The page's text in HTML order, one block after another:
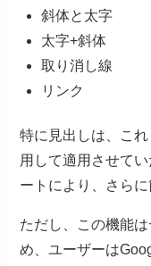
斜体と太字
太字+斜体
取り消し線
リンク
特に見出しは、こ
用して適用させて
ートにより、さら
ただし、この機能
め、ユーザーは